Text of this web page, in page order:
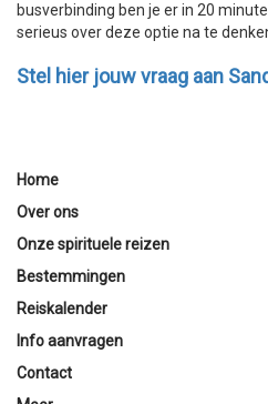
busverbinding ben je er in 20
serieus over deze optie na te
Stel hier jouw vraag aan
Home
Over ons
Onze spirituele reizen
Bestemmingen
Reiskalender
Info aanvragen
Contact